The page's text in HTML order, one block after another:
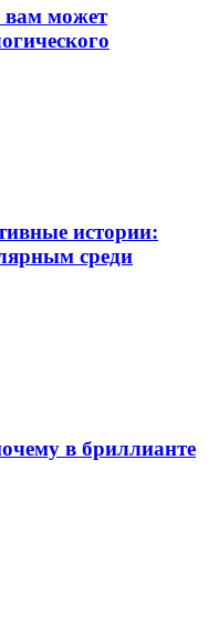
вам может
истории:
среди
в бриллианте